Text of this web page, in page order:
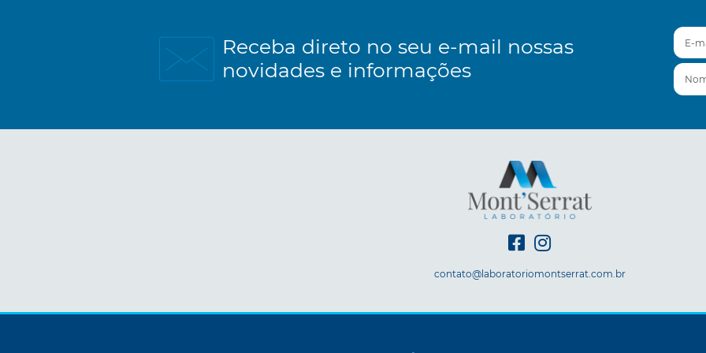
Receba direto no seu e-mail nossas
novidades e informações
E-mail
Nome
contato@laboratoriomontserrat.com.br